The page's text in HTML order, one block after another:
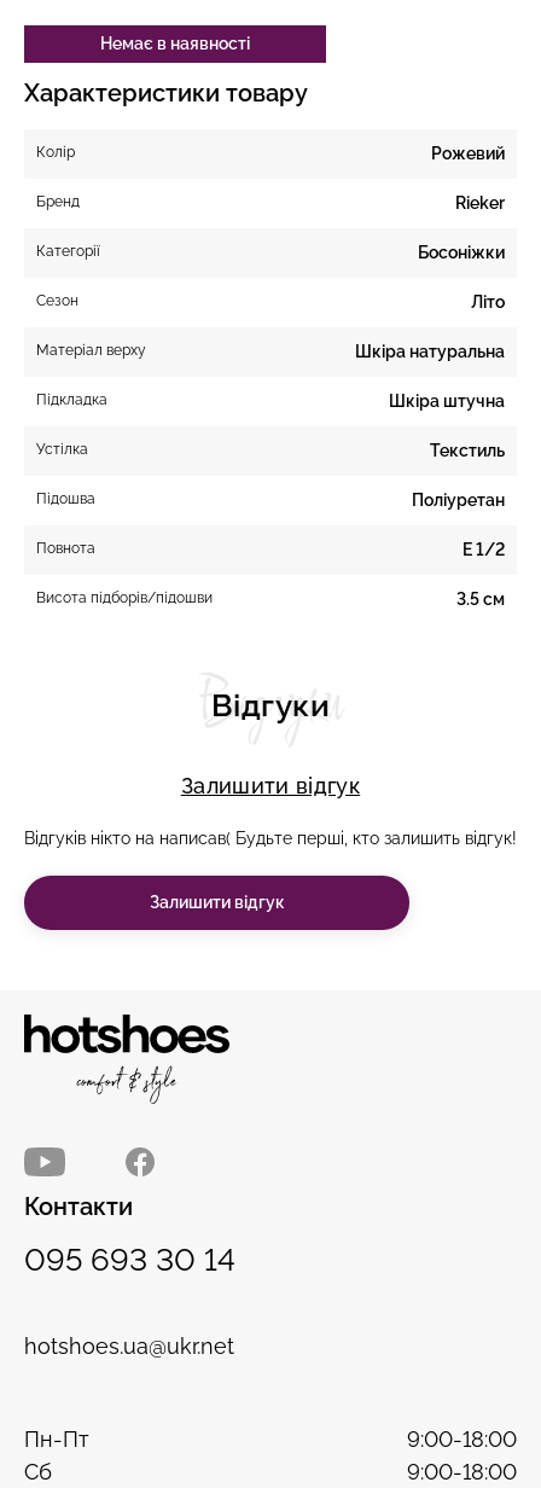
Немає в наявності
Характеристики товару
Колір Рожевий
Бренд Rieker
Категорії Босоніжки
Сезон Літо
Матеріал верху Шкіра натуральна
Підкладка Шкіра штучна
Устілка Текстиль
Підошва Поліуретан
Повнота E 1/2
Висота підборів/підошви 3.5 см
Відгуки
Відгуки
Залишити відгук
Відгуків нікто на написав( Будьте перші, кто залишить відгук!
Залишити відгук
Контакти
095 693 30 14
hotshoes.ua@ukr.net
Пн-Пт
9:00-18:00
Сб
9:00-18:00